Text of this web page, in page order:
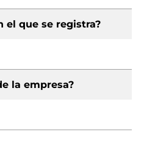
el que se registra?
la empresa?